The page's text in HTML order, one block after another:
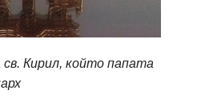
Кирил, който папата